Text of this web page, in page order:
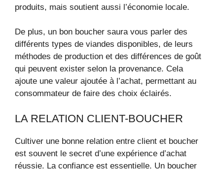
produits, mais soutient aussi l’économie locale.
De plus, un bon boucher saura vous parler des
différents types de viandes disponibles, de leurs
méthodes de production et des différences de goût
qui peuvent exister selon la provenance. Cela
ajoute une valeur ajoutée à l’achat, permettant au
consommateur de faire des choix éclairés.
LA RELATION CLIENT-BOUCHER
Cultiver une bonne relation entre client et boucher
est souvent le secret d’une expérience d’achat
réussie. La confiance est essentielle. Un boucher